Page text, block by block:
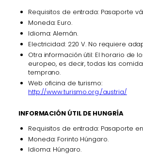
Requisitos de entrada: Pasaporte
Moneda: Euro.
Idioma: Alemán.
Electricidad: 220 V. No requiere
Otra información útil: El horario de
europeo, es decir, todas las
temprano.
Web oficina de turismo:
http://www.turismo.org./austria/
INFORMACIÓN ÚTIL DE HUNGRÍA
Requisitos de entrada: Pasaporte
Moneda: Forinto Húngaro.
Idioma: Húngaro.